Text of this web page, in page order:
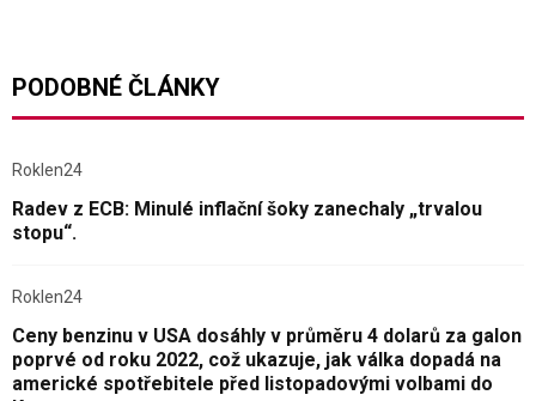
PODOBNÉ ČLÁNKY
Roklen24
Radev z ECB: Minulé inflační šoky zanechaly „trvalou
stopu“.
Roklen24
Ceny benzinu v USA dosáhly v průměru 4 dolarů za galon
poprvé od roku 2022, což ukazuje, jak válka dopadá na
americké spotřebitele před listopadovými volbami do